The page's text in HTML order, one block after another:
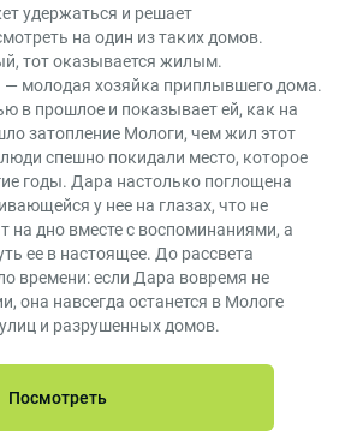
удержаться и решает
на один из таких домов.
тот оказывается жилым.
— молодая хозяйка приплывшего дома.
в прошлое и показывает ей, как на
затопление Мологи, чем жил этот
спешно покидали место, которое
годы. Дара настолько поглощена
у нее на глазах, что не
на дно вместе с воспоминаниями, а
ее в настоящее. До рассвета
времени: если Дара вовремя не
она навсегда останется в Мологе
и разрушенных домов.
Посмотреть